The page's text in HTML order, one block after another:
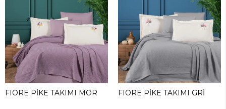
FIORE PİKE TAKIMI MOR FIORE PİKE TAKIMI GRİ